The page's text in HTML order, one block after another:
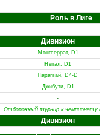
Роль в Лиге
Дивизион
Монтсеррат, D1
Непал, D1
Парагвай, D4-D
Джибути, D1
-
Отборочный турнир к чемпионату
Дивизион